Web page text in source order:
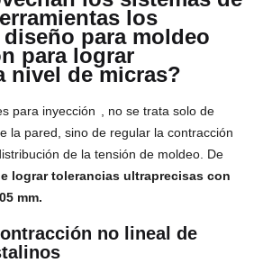
los
para moldeo
para lograr
nivel de micras?
para inyección
, no se trata solo de
la pared, sino de regular la contracción
de la tensión de moldeo. De
lograr tolerancias ultraprecisas con
mm.
no lineal de